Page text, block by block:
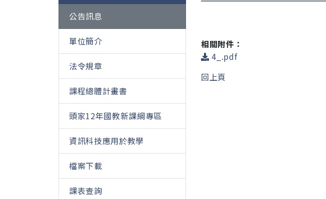
公告訊息
單位簡介
法令規章
課程總體計畫書
頭家12年國教新課綱專區
資訊科技應用於教學
檔案下載
課表查詢
相關附件：
4_.pdf
回上頁